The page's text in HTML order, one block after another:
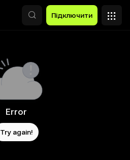
Підключити
Error
Try again!